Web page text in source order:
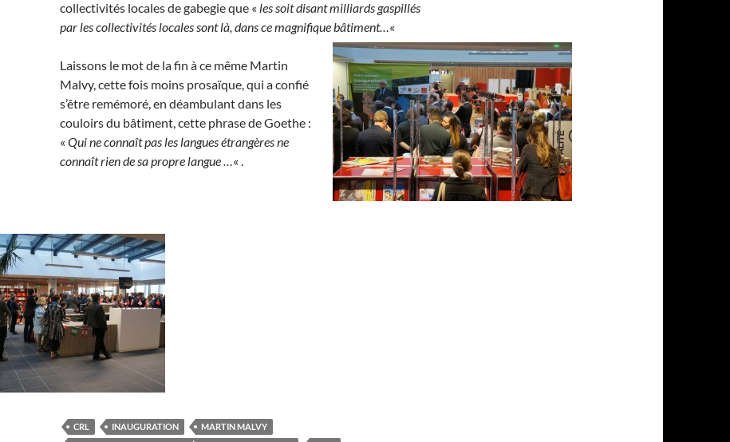
collectivités locales de gabegie que « les soit disant milliards gaspillés
par les collectivités locales sont là, dans ce magnifique bâtiment…«
Laissons le mot de la fin à ce même Martin
Malvy, cette fois moins prosaïque, qui a confié
s’être remémoré, en déambulant dans les
couloirs du bâtiment, cette phrase de Goethe :
« Qui ne connaît pas les langues étrangères ne
connaît rien de sa propre langue…« .
CRL INAUGURATION
MARTIN MALVY